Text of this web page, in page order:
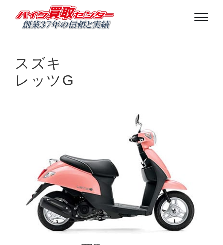
スズキ
レッツG